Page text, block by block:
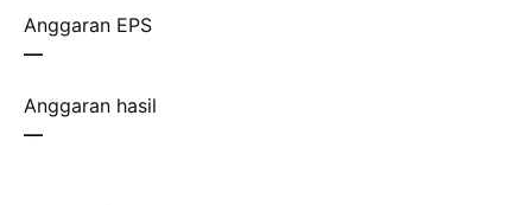
Anggaran EPS
—
Anggaran hasil
—